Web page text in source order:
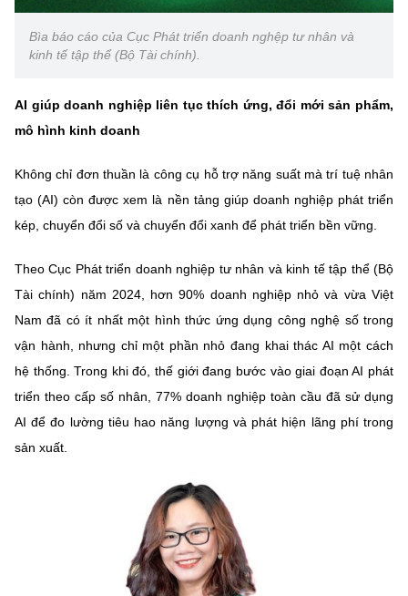
Bìa báo cáo của Cục Phát triển doanh nghệp tư nhân và
kinh tế tập thể (Bộ Tài chính).
AI giúp doanh nghiệp liên tục thích ứng, đổi mới sản phẩm,
mô hình kinh doanh
Không chỉ đơn thuần là công cụ hỗ trợ năng suất mà trí tuệ nhân
tạo (AI) còn được xem là nền tảng giúp doanh nghiệp phát triển
kép, chuyển đổi số và chuyển đổi xanh để phát triển bền vững.
Theo Cục Phát triển doanh nghiệp tư nhân và kinh tế tập thể (Bộ
Tài chính) năm 2024, hơn 90% doanh nghiệp nhỏ và vừa Việt
Nam đã có ít nhất một hình thức ứng dụng công nghệ số trong
vận hành, nhưng chỉ một phần nhỏ đang khai thác AI một cách
hệ thống. Trong khi đó, thế giới đang bước vào giai đoạn AI phát
triển theo cấp số nhân, 77% doanh nghiệp toàn cầu đã sử dụng
AI để đo lường tiêu hao năng lượng và phát hiện lãng phí trong
sản xuất.